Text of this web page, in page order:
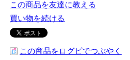
この商品を友達に教える
買い物を続ける
この商品をログピでつぶやく